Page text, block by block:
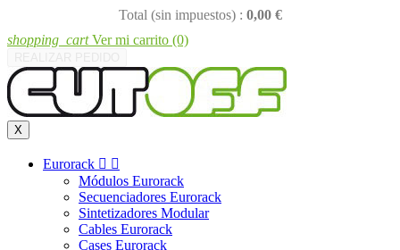
Total (sin impuestos) : 0,00 €
shopping_cart Ver mi carrito (0)
X
Eurorack  
Módulos Eurorack
Secuenciadores Eurorack
Sintetizadores Modular
Cables Eurorack
Cases Eurorack